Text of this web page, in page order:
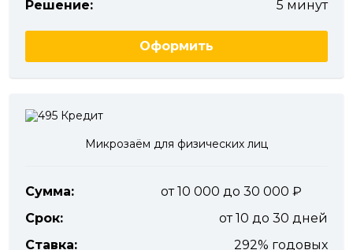
Решение:
5 минут
Оформить
Микрозаём для физических лиц
Сумма:
от 10 000 до 30 000
Срок:
от 10 до 30 дней
Ставка:
292% годовых